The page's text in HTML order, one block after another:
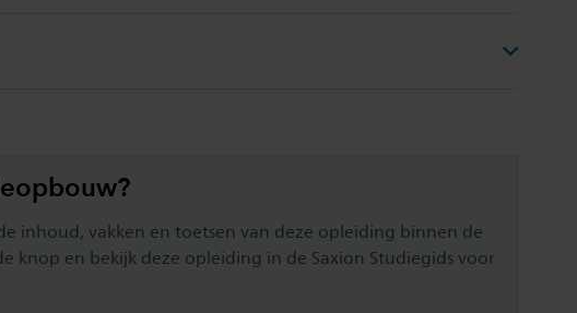
inhoud, vakken en toetsen van deze opleiding binnen de
knop en bekijk deze opleiding in de Saxion Studiegids voor